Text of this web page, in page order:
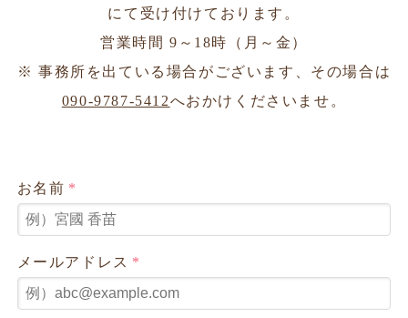
にて受け付けております。
営業時間 9～18時（月～金）
※ 事務所を出ている場合がございます、その場合は
090-9787-5412へおかけくださいませ。
お名前 *
メールアドレス *